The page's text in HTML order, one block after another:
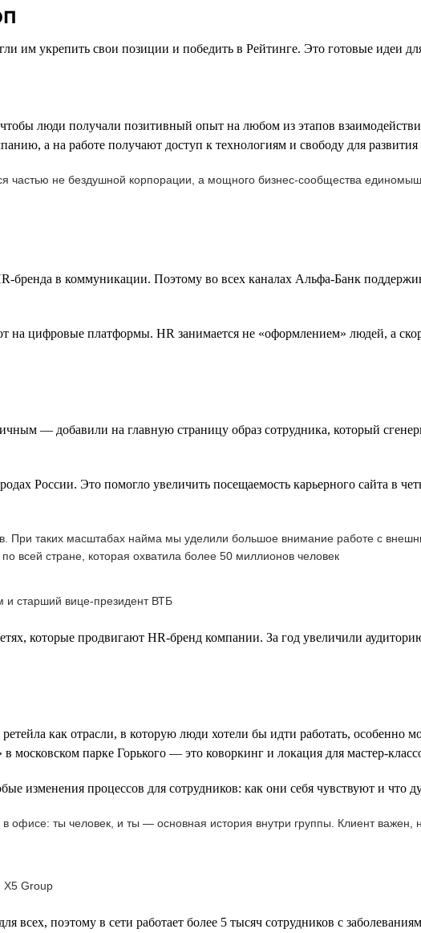
им укрепить свои позиции и победить в Рейтинге. Это готовые идеи
люди получали позитивный опыт на любом из этапов
а на работе получают доступ к технологиям и свободу для развития
частью не бездушной корпорации, а мощного бизнес-сообщества
бренда в коммуникации. Поэтому во всех каналах Альфа-Банк
на цифровые платформы. HR занимается не «оформлением» людей, а
— добавили на главную страницу образ сотрудника, который
России. Это помогло увеличить посещаемость карьерного сайта в
При таких масштабах найма мы уделили большое внимание работе с
всей стране, которая охватила более 50 миллионов человек
и старший вице-президент ВТБ
которые продвигают HR-бренд компании. За год увеличили
как отрасли, в которую люди хотели бы идти работать, особенно
московском парке Горького — это коворкинг и локация для мастер-
изменения процессов для сотрудников: как они себя чувствуют и что
офисе: ты человек, и ты — основная история внутри группы. Клиент важен,
Х5 Group
всех, поэтому в сети работает более 5 тысяч сотрудников с